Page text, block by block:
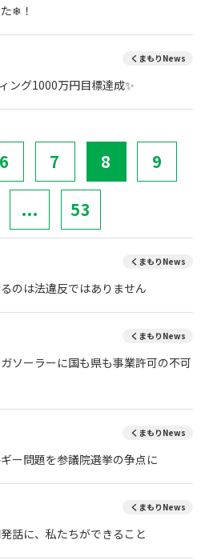
❄！
くまもりNews
ング1000万円目標達成✨
6 7 8 9
... 53
くまもりNews
のは法違反ではありません
くまもりNews
ソーラーに国も県も事業許可の不可
くまもりNews
ー問題を参議院選挙の争点に
くまもりNews
話に、私たちができること